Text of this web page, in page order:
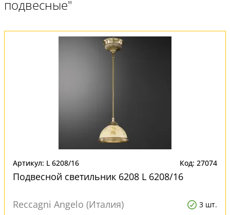
подвесные"
Артикул: L 6208/16 Код: 27074
Подвесной светильник 6208 L 6208/16
Reccagni Angelo (Италия) 3 шт.